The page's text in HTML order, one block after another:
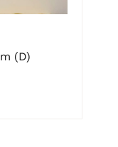
(D)